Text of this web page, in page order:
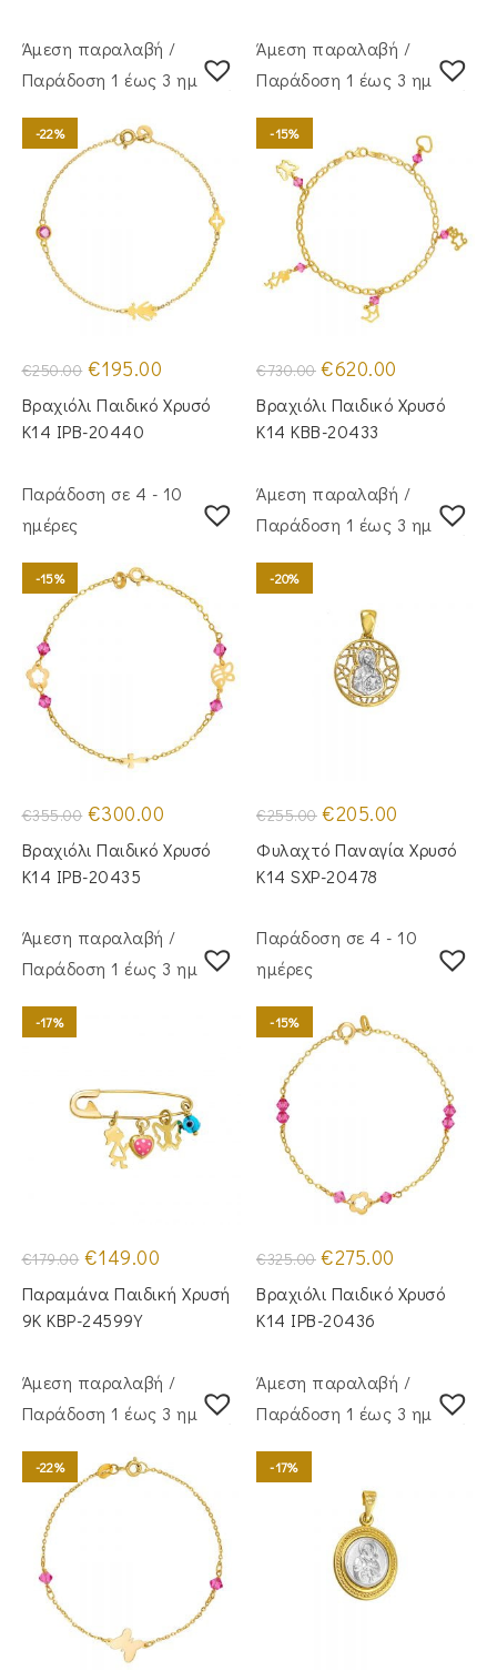
Άμεση παραλαβή /
Παράδoση 1 έως 3 ημέρες
-22%
€250.00 Original
price
was:
€250.00.
€195.00
τιμή
είναι:
Βραχιόλι Παιδικό Χρυσό
Κ14 IPB-20440
Άμεση παραλαβή /
Παράδoση 1 έως 3 ημέρες
-15%
€730.00 Original
price
was:
€730.00.
€620.00
τιμή
είναι:
Βραχιόλι Παιδικό Χρυσό
Κ14 KBB-20433
Παράδοση σε 4 - 10
ημέρες
-15%
€355.00 Original
price
was:
€355.00.
€300.00
τιμή
είναι:
Βραχιόλι Παιδικό Χρυσό
Κ14 IPB-20435
Άμεση παραλαβή /
Παράδoση 1 έως 3 ημέρες
-20%
€255.00 Original
price
was:
€255.00.
€205.00
τιμή
είναι:
Φυλαχτό Παναγία Χρυσό
Κ14 SXP-20478
Άμεση παραλαβή /
Παράδoση 1 έως 3 ημέρες
-17%
€179.00 Original
price
was:
€179.00.
€149.00
τιμή
είναι:
Παραμάνα Παιδική Χρυσή
9Κ KBP-24599Υ
Παράδοση σε 4 - 10
ημέρες
-15%
€325.00 Original
price
was:
€325.00.
€275.00
τιμή
είναι:
Βραχιόλι Παιδικό Χρυσό
Κ14 IPB-20436
Άμεση παραλαβή /
Παράδoση 1 έως 3 ημέρες
-22%
Άμεση παραλαβή /
Παράδoση 1 έως 3 ημέρες
-17%